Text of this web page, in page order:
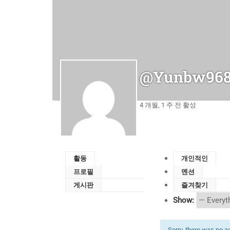
4 개월, 1 주 전 활성
활동
프로필
게시판
개인적인
멘션
즐겨찾기
Show: